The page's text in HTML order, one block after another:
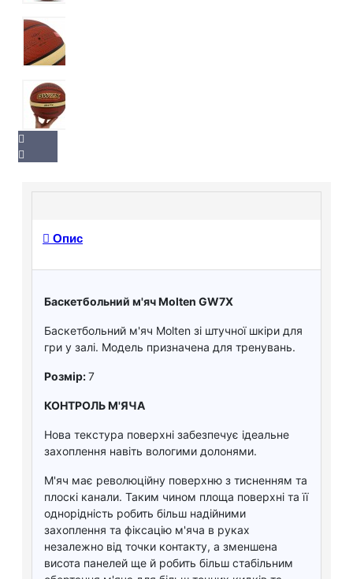
Опис
Баскетбольний м'яч Molten GW7X
Баскетбольний м'яч Molten зі штучної шкіри для
гри у залі. Модель призначена для тренувань.
Розмір:7
КОНТРОЛЬ М'ЯЧА
Нова текстура поверхні забезпечує ідеальне
захоплення навіть вологими долонями.
М'яч має революційну поверхню з тисненням та
плоскі канали. Таким чином площа поверхні та її
однорідність робить більш надійними
захоплення та фіксацію м'яча в руках
незалежно від точки контакту, а зменшена
висота панелей ще й робить більш стабільним